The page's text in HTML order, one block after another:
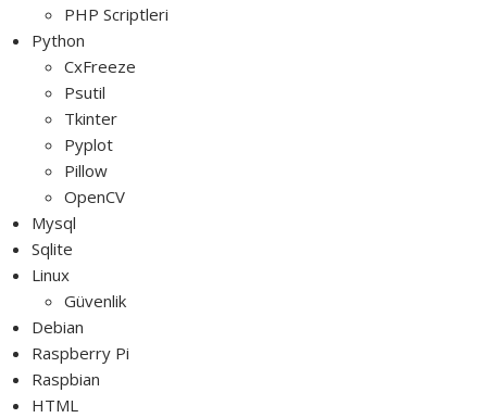
PHP Scriptleri
Python
CxFreeze
Psutil
Tkinter
Pyplot
Pillow
OpenCV
Mysql
Sqlite
Linux
Güvenlik
Debian
Raspberry Pi
Raspbian
HTML